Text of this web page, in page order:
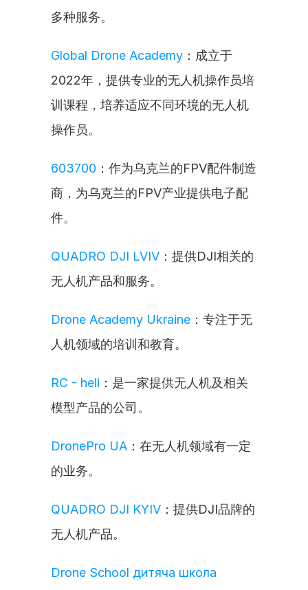
多种服务。
Global Drone Academy ：成立于
2022年，提供专业的无人机操作员培
训课程，培养适应不同环境的无人机
操作员。
603700 ：作为乌克兰的FPV配件制造
商，为乌克兰的FPV产业提供电子配
件。
QUADRO DJI LVIV ：提供DJI相关的
无人机产品和服务。
Drone Academy Ukraine ：专注于无
人机领域的培训和教育。
RC - heli ：是一家提供无人机及相关
模型产品的公司。
DronePro UA ：在无人机领域有一定
的业务。
QUADRO DJI KYIV ：提供DJI品牌的
无人机产品。
Drone School дитяча школа